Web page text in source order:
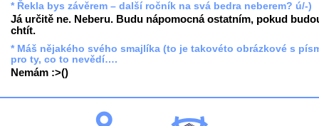
* Řekla bys závěrem – další ročník na svá bedra neberem? ú/-)
Já určitě ne. Neberu. Budu nápomocná ostatním, pokud
chtít.
* Máš nějakého svého smajlíka (to je takovéto obrázkové s
pro ty, co to nevědí….
Nemám :>()